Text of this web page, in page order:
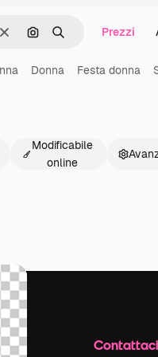
CancellaCerca per immagine
Ricerca Prezzi
Donna Festa donna
Modificabile
online
Contattaci